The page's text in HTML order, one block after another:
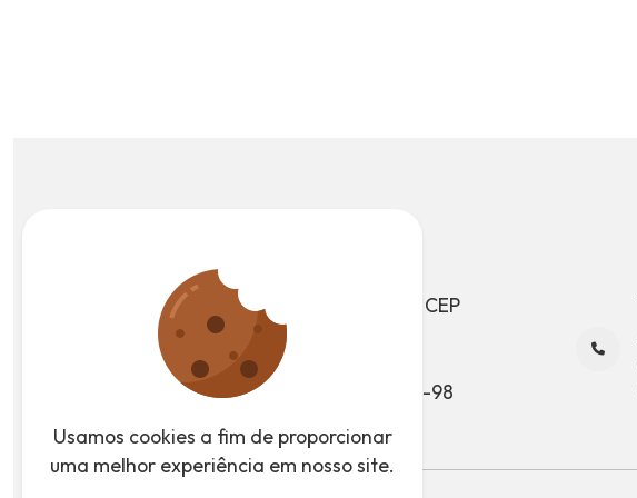
Av. João Ramalho, 205, CEP
09371-520
Vila Noêmia, Mauá - SP
CNPJ: 46.522.959/0001-98
Usamos cookies a fim de proporcionar
uma melhor experiência em nosso site.